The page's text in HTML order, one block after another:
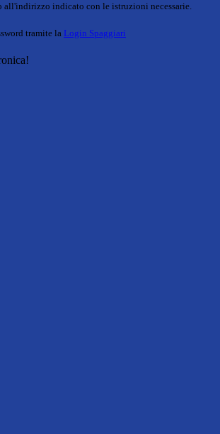
all'indirizzo indicato con le istruzioni necessarie.
tramite la Login Spaggiari